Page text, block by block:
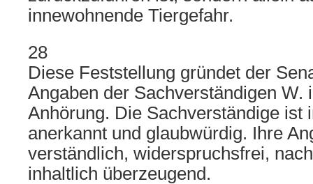
innewohnende Tiergefahr.
28
Diese Feststellung gründet der
Angaben der Sachverständigen W.
Anhörung. Die Sachverständige ist
anerkannt und glaubwürdig. Ihre
verständlich, widerspruchsfrei,
inhaltlich überzeugend.